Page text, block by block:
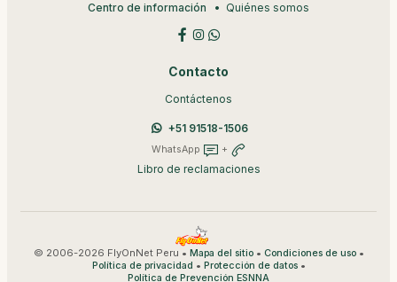
Centro de información Quiénes somos
Contacto
Contáctenos
+51 91518-1506
WhatsApp +
Libro de reclamaciones
© 2006-2026 FlyOnNet Peru • Mapa del sitio• Condiciones de uso•
Política de privacidad • Protección de datos•
Política de Prevención ESNNA